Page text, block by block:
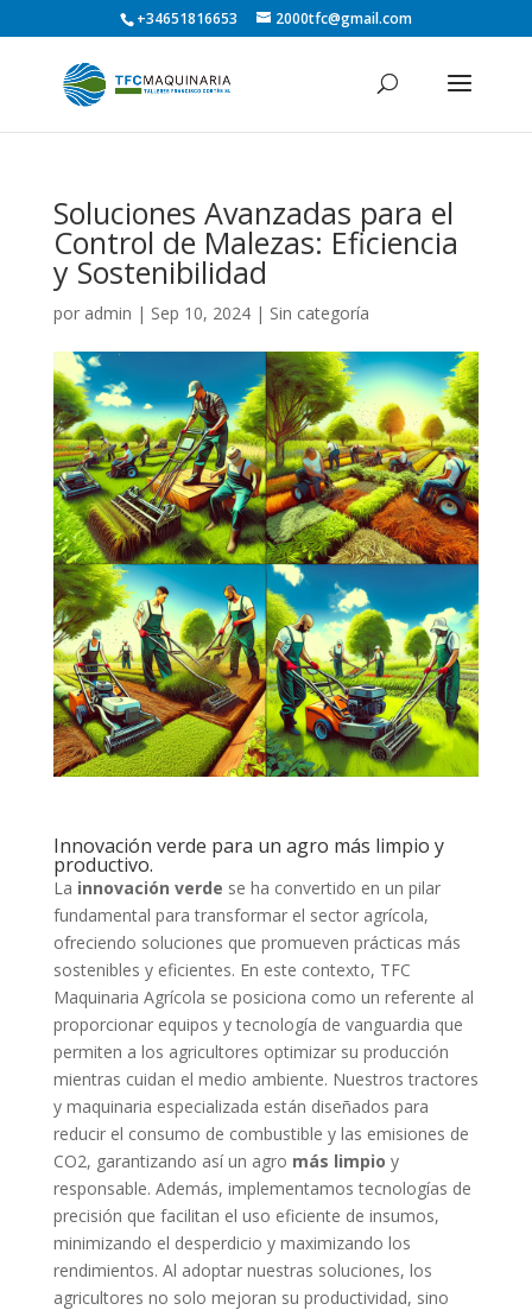
+34651816653 2000tfc@gmail.com
Soluciones Avanzadas para el
Control de Malezas: Eficiencia
y Sostenibilidad
por admin | Sep 10, 2024| Sin categoría
Innovación verde para un agro más limpio y
productivo.
La innovación verde se ha convertido en un pilar
fundamental para transformar el sector agrícola,
ofreciendo soluciones que promueven prácticas más
sostenibles y eficientes. En este contexto, TFC
Maquinaria Agrícola se posiciona como un referente al
proporcionar equipos y tecnología de vanguardia que
permiten a los agricultores optimizar su producción
mientras cuidan el medio ambiente. Nuestros tractores
y maquinaria especializada están diseñados para
reducir el consumo de combustible y las emisiones de
CO2, garantizando así un agro más limpio y
responsable. Además, implementamos tecnologías de
precisión que facilitan el uso eficiente de insumos,
minimizando el desperdicio y maximizando los
rendimientos. Al adoptar nuestras soluciones, los
agricultores no solo mejoran su productividad, sino